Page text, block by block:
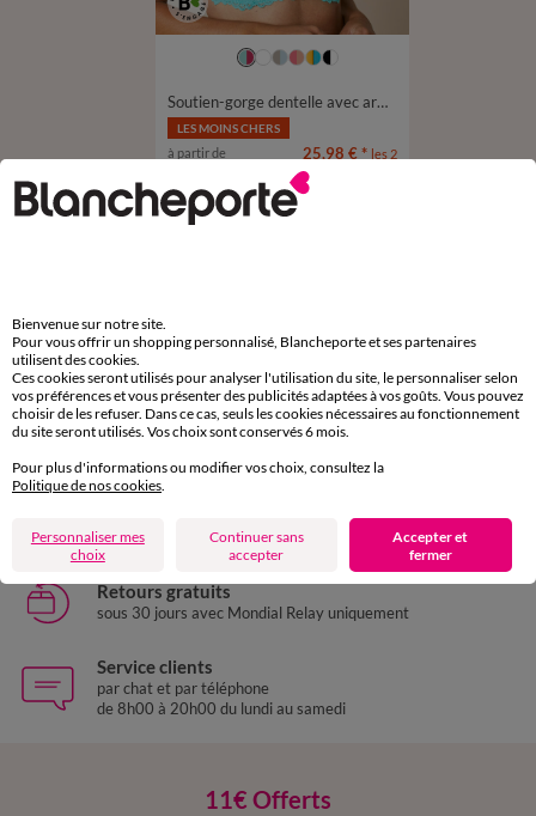
Soutien-gorge dentelle avec armatures Cerignola - lot de 2
LES MOINS CHERS
à partir de 25,98 € * les 2
Paiement 100% sécurisé
domicile, relais, consignes automatiques
Retours gratuits
sous 30 jours avec Mondial Relay uniquement
Service clients
par chat et par téléphone
de 8h00 à 20h00 du lundi au samedi
11€ Offerts
Bienvenue sur notre site.
Pour vous offrir un shopping personnalisé, Blancheporte et ses partenaires
utilisent des cookies.
Ces cookies seront utilisés pour analyser l'utilisation du site, le personnaliser selon
vos préférences et vous présenter des publicités adaptées à vos goûts. Vous pouvez
choisir de les refuser. Dans ce cas, seuls les cookies nécessaires au fonctionnement
du site seront utilisés. Vos choix sont conservés 6 mois.
Pour plus d'informations ou modifier vos choix, consultez la
Politique de nos cookies.
Personnaliser mes
choix
Continuer sans
accepter
Accepter et
fermer